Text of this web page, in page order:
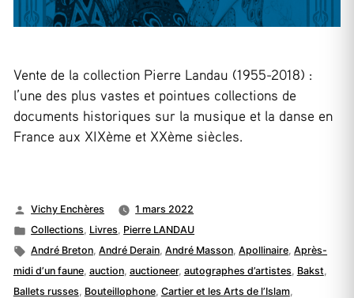
Vente de la collection Pierre Landau (1955-2018) :
l’une des plus vastes et pointues collections de
documents historiques sur la musique et la danse en
France aux XIXème et XXème siècles.
Publié
par
Vichy Enchères
1 mars 2022
Publié
dans
Collections Livres Pierre LANDAU
Étiquettes :
André Breton ,André Derain ,André Masson ,Apollinaire ,Après-
midi d’un faune, auction, auctioneer, autographes d’artistes Bakst
Ballets russes Bouteillophone, Cartier et les Arts de l’Islam,